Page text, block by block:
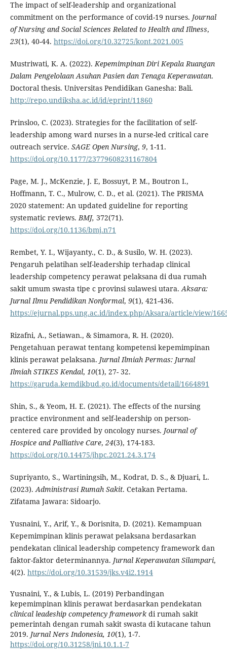
The impact of self-leadership and organizational
commitment on the performance of covid-19 nurses. Journal
of Nursing and Social Sciences Related to Health and Illness,
23(1), 40-44. https://doi.org/10.32725/kont.2021.005
Mustriwati, K. A. (2022).Kepemimpinan Diri Kepala Ruangan
Dalam Pengelolaan Asuhan Pasien dan Tenaga Keperawatan.
Doctoral thesis. Universitas Pendidikan Ganesha: Bali.
http://repo.undiksha.ac.id/id/eprint/11860
Prinsloo, C. (2023). Strategies for the facilitation of self-
leadership among ward nurses in a nurse-led critical care
outreach service. SAGE Open Nursing, 9, 1-11.
https://doi.org/10.1177/23779608231167804
Page, M. J., McKenzie, J. E, Bossuyt, P. M., Boutron I.,
Hoffmann, T. C., Mulrow, C. D., et al. (2021). The PRISMA
2020 statement: An updated guideline for reporting
systematic reviews.BMJ, 372(71).
https://doi.org/10.1136/bmj.n71
Rembet, Y. I., Wijayanty., C. D., & Susilo, W. H. (2023).
Pengaruh pelatihan self-leadership terhadap clinical
leadership competency perawat pelaksana di dua rumah
sakit umum swasta tipe c provinsi sulawesi utara.Aksara:
Jurnal Ilmu Pendidikan Nonformal, 9(1), 421-436.
https://ejurnal.pps.ung.ac.id/index.php/Aksara/article/view/
Rizafni, A., Setiawan., & Simamora, R. H. (2020).
Pengetahuan perawat tentang kompetensi kepemimpinan
klinis perawat pelaksana. Jurnal Ilmiah Permas: Jurnal
Ilmiah STIKES Kendal, 10(1), 27- 32.
https://garuda.kemdikbud.go.id/documents/detail/1664891
Shin, S., & Yeom, H. E. (2021). The effects of the nursing
practice environment and self-leadership on person-
centered care provided by oncology nurses. Journal of
Hospice and Palliative Care, 24(3), 174-183.
https://doi.org/10.14475/jhpc.2021.24.3.174
Supriyanto, S., Wartiningsih, M., Kodrat, D. S., & Djuari, L.
(2023).Administrasi Rumah Sakit. Cetakan Pertama.
Zifatama Jawara: Sidoarjo.
Yusnaini, Y., Arif, Y., & Dorisnita, D. (2021). Kemampuan
Kepemimpinan klinis perawat pelaksana berdasarkan
pendekatan clinical leadership competency framework dan
faktor-faktor determinannya. Jurnal Keperawatan Silampari,
4(2). https://doi.org/10.31539/jks.v4i2.1914
Yusnaini, Y., & Lubis, L. (2019) Perbandingan
kepemimpinan klinis perawat berdasarkan pendekatan
clinical leadeship competency frameworkdi rumah sakit
pemerintah dengan rumah sakit swasta di kutacane tahun
2019. Jurnal Ners Indonesia, 10(1), 1-7.
https://doi.org/10.31258/jni.10.1.1-7